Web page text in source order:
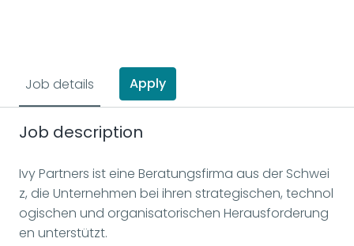
Job details Apply
Job description
Ivy Partners ist eine Beratungsfirma aus der Schwei
z, die Unternehmen bei ihren strategischen, technol
ogischen und organisatorischen Herausforderung
en unterstützt.